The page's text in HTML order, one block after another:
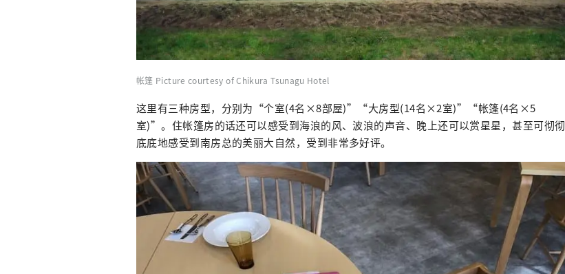
帐篷 Picture courtesy of Chikura Tsunagu Hotel
这里有三种房型，分别为“个室(4名×8部屋)”“大房型(14名×2室)”“帐篷(4名×5
室)”。住帐篷房的话还可以感受到海浪的风、波浪的声音、晚上还可以赏星星，甚至可彻彻
底底地感受到南房总的美丽大自然，受到非常多好评。